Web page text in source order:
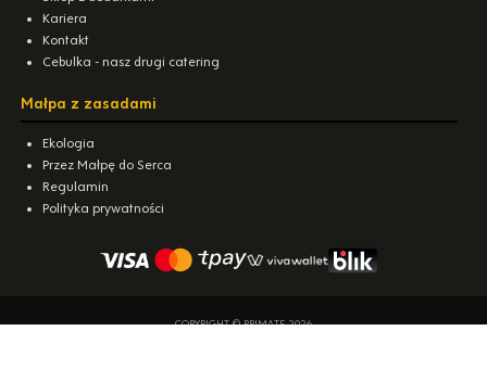
Kariera
Kontakt
Cebulka - nasz drugi catering
Małpa z zasadami
Ekologia
Przez Małpę do Serca
Regulamin
Polityka prywatności
COPYRIGHT © PRIMATE 2026